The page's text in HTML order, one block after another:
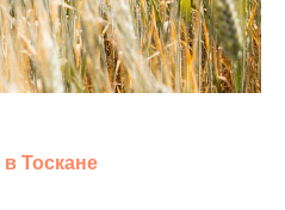
Тоскане